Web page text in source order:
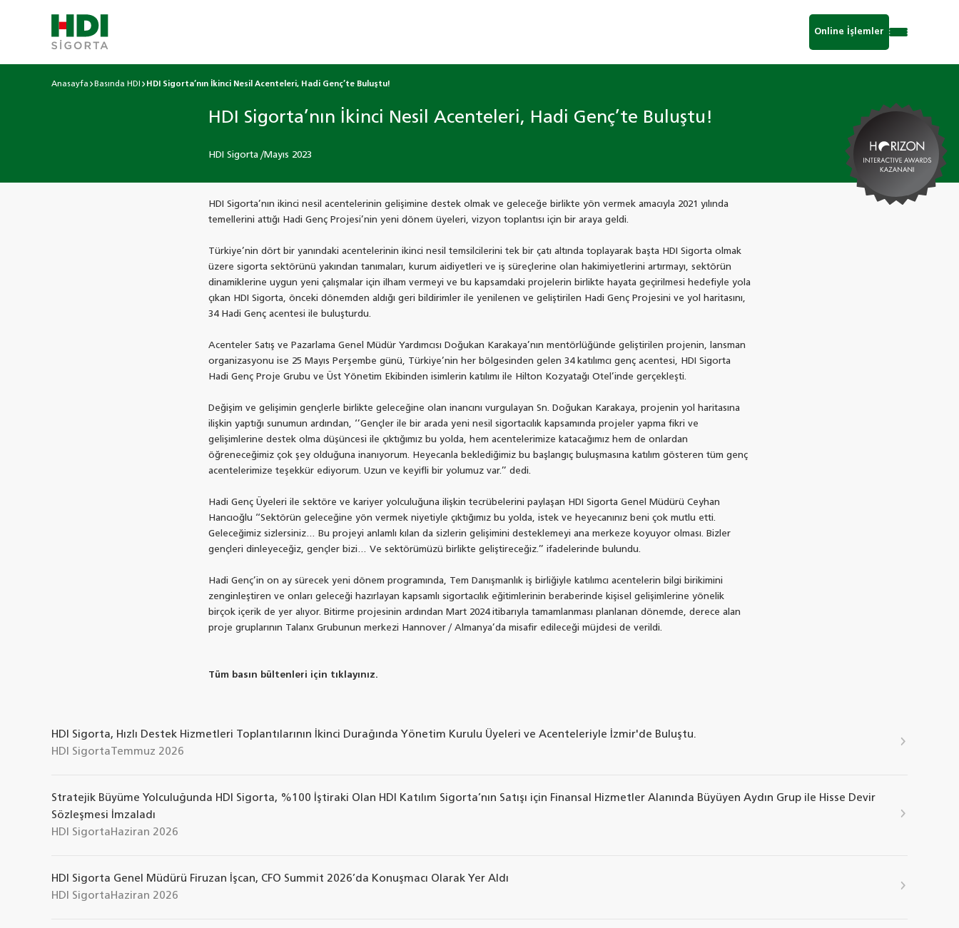
Online İşlemler
Anasayfa Basında HDI HDI Sigorta’nın İkinci Nesil Acenteleri, Hadi Genç’te Buluştu!
HDI Sigorta’nın İkinci Nesil Acenteleri, Hadi Genç’te Buluştu!
HDI Sigorta /Mayıs 2023
HDI Sigorta’nın ikinci nesil acentelerinin gelişimine destek olmak ve geleceğe birlikte yön vermek amacıyla 2021 yılında
temellerini attığı Hadi Genç Projesi’nin yeni dönem üyeleri, vizyon toplantısı için bir araya geldi.
Türkiye’nin dört bir yanındaki acentelerinin ikinci nesil temsilcilerini tek bir çatı altında toplayarak başta HDI Sigorta olmak
üzere sigorta sektörünü yakından tanımaları, kurum aidiyetleri ve iş süreçlerine olan hakimiyetlerini artırmayı, sektörün
dinamiklerine uygun yeni çalışmalar için ilham vermeyi ve bu kapsamdaki projelerin birlikte hayata geçirilmesi hedefiyle yola
çıkan HDI Sigorta, önceki dönemden aldığı geri bildirimler ile yenilenen ve geliştirilen Hadi Genç Projesini ve yol haritasını,
34 Hadi Genç acentesi ile buluşturdu.
Acenteler Satış ve Pazarlama Genel Müdür Yardımcısı Doğukan Karakaya’nın mentörlüğünde geliştirilen projenin, lansman
organizasyonu ise 25 Mayıs Perşembe günü, Türkiye’nin her bölgesinden gelen 34 katılımcı genç acentesi, HDI Sigorta
Hadi Genç Proje Grubu ve Üst Yönetim Ekibinden isimlerin katılımı ile Hilton Kozyatağı Otel’inde gerçekleşti.
Değişim ve gelişimin gençlerle birlikte geleceğine olan inancını vurgulayan Sn. Doğukan Karakaya, projenin yol haritasına
ilişkin yaptığı sunumun ardından, ‘’Gençler ile bir arada yeni nesil sigortacılık kapsamında projeler yapma fikri ve
gelişimlerine destek olma düşüncesi ile çıktığımız bu yolda, hem acentelerimize katacağımız hem de onlardan
öğreneceğimiz çok şey olduğuna inanıyorum. Heyecanla beklediğimiz bu başlangıç buluşmasına katılım gösteren tüm genç
acentelerimize teşekkür ediyorum. Uzun ve keyifli bir yolumuz var.’’ dedi.
Hadi Genç Üyeleri ile sektöre ve kariyer yolculuğuna ilişkin tecrübelerini paylaşan HDI Sigorta Genel Müdürü Ceyhan
Hancıoğlu ‘‘Sektörün geleceğine yön vermek niyetiyle çıktığımız bu yolda, istek ve heyecanınız beni çok mutlu etti.
Geleceğimiz sizlersiniz… Bu projeyi anlamlı kılan da sizlerin gelişimini desteklemeyi ana merkeze koyuyor olması. Bizler
gençleri dinleyeceğiz, gençler bizi… Ve sektörümüzü birlikte geliştireceğiz.’’ ifadelerinde bulundu.
Hadi Genç’in on ay sürecek yeni dönem programında, Tem Danışmanlık iş birliğiyle katılımcı acentelerin bilgi birikimini
zenginleştiren ve onları geleceği hazırlayan kapsamlı sigortacılık eğitimlerinin beraberinde kişisel gelişimlerine yönelik
birçok içerik de yer alıyor. Bitirme projesinin ardından Mart 2024 itibarıyla tamamlanması planlanan dönemde, derece alan
proje gruplarının Talanx Grubunun merkezi Hannover / Almanya’da misafir edileceği müjdesi de verildi.
Tüm basın bültenleri için tıklayınız.
HDI Sigorta, Hızlı Destek Hizmetleri Toplantılarının İkinci Durağında Yönetim Kurulu Üyeleri ve Acenteleriyle İzmir'de Buluştu.
HDI Sigorta Temmuz 2026
Stratejik Büyüme Yolculuğunda HDI Sigorta, %100 İştiraki Olan HDI Katılım Sigorta’nın Satışı için Finansal Hizmetler Alanında Büyüyen Aydın Grup ile Hisse Devir
Sözleşmesi İmzaladı
HDI Sigorta Haziran 2026
HDI Sigorta Genel Müdürü Firuzan İşcan, CFO Summit 2026’da Konuşmacı Olarak Yer Aldı
HDI Sigorta Haziran 2026